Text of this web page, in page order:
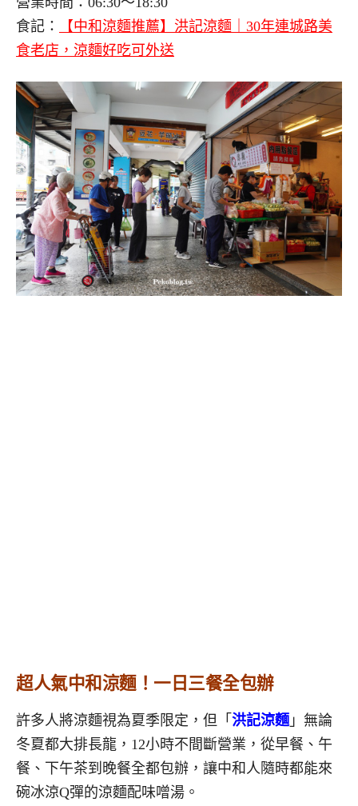
食記：
【中和涼麵推薦】洪記涼麵｜30年連城路美
食老店，涼麵好吃可外送
超人氣中和涼麵！ 一日三餐全包辦
許多人將涼麵視為夏季限定，但「 洪記涼麵」無論
冬夏都大排長龍，12小時不間斷營業，從早餐、午
餐、下午茶到晚餐全都包辦，讓中和人隨時都能來
碗冰涼Q彈的涼麵配味噌湯。